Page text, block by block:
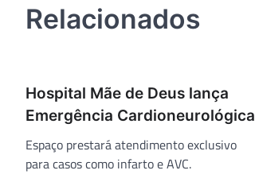
Relacionados
Hospital Mãe de Deus lança
Emergência Cardioneurológica
Espaço prestará atendimento exclusivo
para casos como infarto e AVC.